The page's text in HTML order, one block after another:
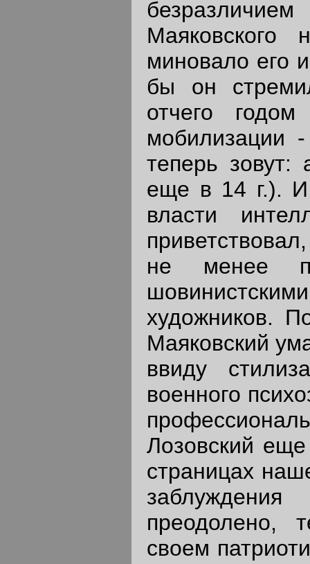
миновало его
бы он
отчего
мобилизации
теперь зовут:
еще в 14 г.). И
власти
не менее
художников.
Маяковский
ввиду
военного
Лозовский
страницах
преодолено,
своем